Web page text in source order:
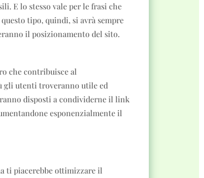
E lo stesso vale per le frasi che
tipo, quindi, si avrà sempre
il posizionamento del sito.
che contribuisce al
gli utenti troveranno utile ed
disposti a condividerne il link
esponenzialmente il
ti piacerebbe ottimizzare il